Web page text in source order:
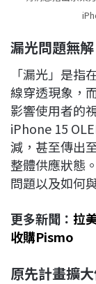
漏光問題無解
「漏光」是指
線穿透現象，
影響使用者的
iPhone 15
減，甚至傳出
整體供應狀態
問題以及如何
更多新聞： 拉
收購Pismo
原先計畫擴